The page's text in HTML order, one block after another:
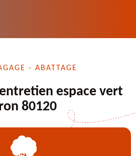
- ABATTAGE
espace vert
80120